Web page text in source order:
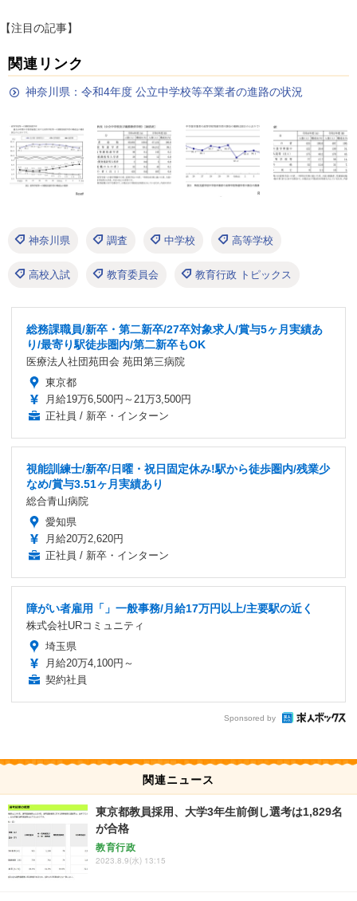
【注目の記事】
関連リンク
神奈川県：令和4年度 公立中学校等卒業者の進路の状況
神奈川県 調査 中学校 高等学校
高校入試 教育委員会 教育行政 トピックス
総務課職員/新卒・第二新卒/27卒対象求人/賞与5ヶ月実績あ
り/最寄り駅徒歩圏内/第二新卒もOK
医療法人社団苑田会 苑田第三病院
東京都
月給19万6,500円～21万3,500円
正社員 / 新卒・インターン
視能訓練士/新卒/日曜・祝日固定休み!駅から徒歩圏内/残業少
なめ/賞与3.51ヶ月実績あり
総合青山病院
愛知県
月給20万2,620円
正社員 / 新卒・インターン
障がい者雇用「」一般事務/月給17万円以上/主要駅の近く
株式会社URコミュニティ
埼玉県
月給20万4,100円～
契約社員
Sponsored by
関連ニュース
東京都教員採用、大学3年生前倒し選考は1,829名
が合格
教育行政
2023.8.9(水) 13:15